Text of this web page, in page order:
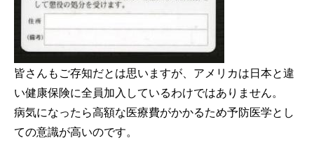
皆さんもご存知だとは思いますが、アメリカは日本と違
い健康保険に全員加入しているわけではありません。
病気になったら高額な医療費がかかるため予防医学とし
ての意識が高いのです。